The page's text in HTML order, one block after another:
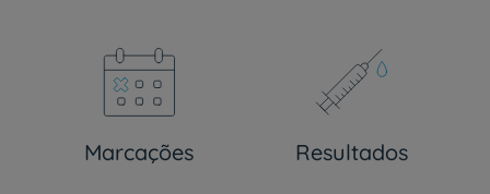
Marcações Resultados